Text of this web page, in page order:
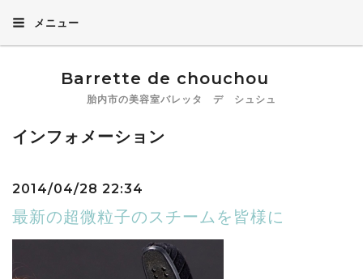
メニュー
Barrette de chouchou
胎内市の美容室バレッタ デ シュシュ
インフォメーション
2014/04/28 22:34
最新の超微粒子のスチームを皆様に